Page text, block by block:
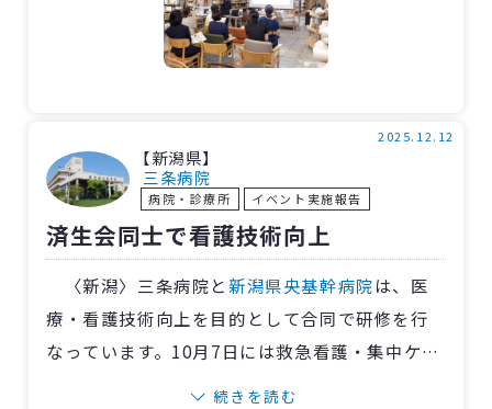
続いて、無印良品のスタッフが快眠グッズを
紹介。温浴効果を高め血行を促進する入浴剤
や、精油をブレンドした石鹸について、実際に
イスを行ないました。終了後には参加者へお土
産として渡され、「実際に試すことができてよ
かった」との感想がありました。
【新潟県】
三条病院
病院・診療所 イベント実施報告
2025.12.12
済生会同士で看護技術向上
〈新潟〉三条病院と新潟県央基幹病院は、医
療・看護技術向上を目的として合同で研修を行
なっています。10月7日には救急看護・集中ケア
研修を当院で開催しました。
続きを読む